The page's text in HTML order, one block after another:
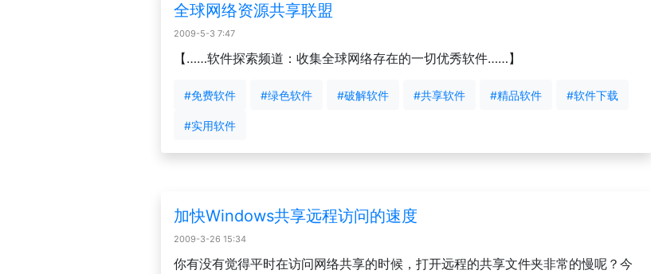
全球网络资源共享联盟
2009-5-3 7:47
【……软件探索频道：收集全球网络存在的一切优秀软件……】
#免费软件 #绿色软件 #破解软件 #共享软件 #精品软件 #软件下载
#实用软件
加快Windows共享远程访问的速度
2009-3-26 15:34
你有没有觉得平时在访问网络共享的时候，打开远程的共享文件夹非常的慢呢？今